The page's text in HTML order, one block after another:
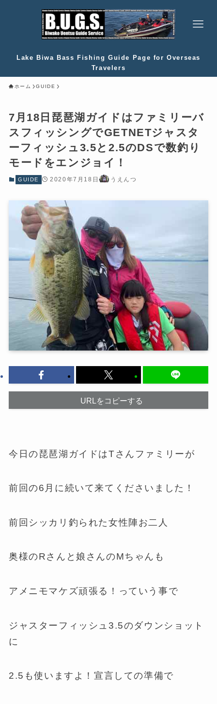
Lake Biwa Bass Fishing Guide Page for Overseas
Travelers
ホーム GUIDE
7月18日琵琶湖ガイドはファミリーバ
スフィッシングでGETNETジャスタ
ーフィッシュ3.5と2.5のDSで数釣り
モードをエンジョイ！
GUIDE 2020年7月18日 うえんつ
URLをコピーする
今日の琵琶湖ガイドはTさんファミリーが
前回の6月に続いて来てくださいました！
前回シッカリ釣られた女性陣お二人
奥様のRさんと娘さんのMちゃんも
アメニモマケズ頑張る！っていう事で
ジャスターフィッシュ3.5のダウンショット
に
2.5も使いますよ！宣言しての準備で